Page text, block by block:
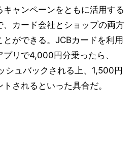
キャンペーンをともに活用する
、カード会社とショップの両方
ができる。JCBカードを利用
リで4,000円分乗ったら、
シュバックされる上、1,500円
されるといった具合だ。